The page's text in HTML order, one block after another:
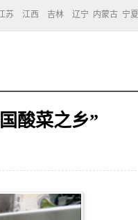
苏 江西 吉林 辽宁 内蒙古 宁夏
酸菜之乡”